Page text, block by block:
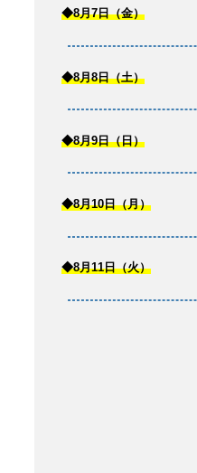
◆8月7日（金）
◆8月8日（土）
◆8月9日（日）
◆8月10日（月）
◆8月11日（火）